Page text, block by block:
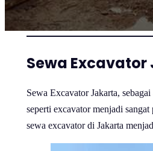
Sewa Excavator
Sewa Excavator Jakarta,
seperti excavator menjadi
sewa excavator di Jakarta